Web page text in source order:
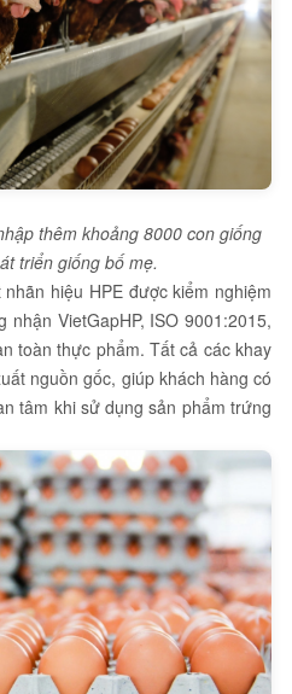
thêm khoảng 8000 con giống
triển giống bố mẹ.
hiệu HPE được kiểm nghiệm
VietGapHP, ISO 9001:2015,
toàn thực phẩm. Tất cả các khay
nguồn gốc, giúp khách hàng có
tâm khi sử dụng sản phẩm trứng